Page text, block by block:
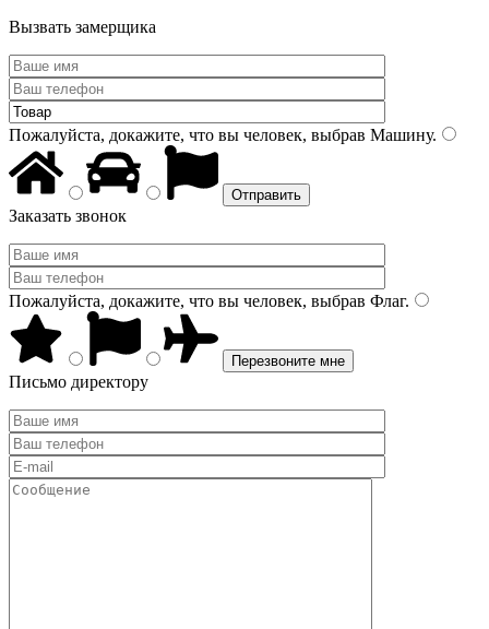
Вызвать замерщика
Пожалуйста, докажите, что вы человек, выбрав Машину.
Заказать звонок
Пожалуйста, докажите, что вы человек, выбрав Флаг.
Письмо директору